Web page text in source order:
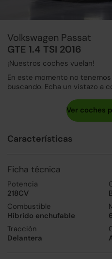
Volkswagen Passat
GTE 1.4 TSI 2016
¡Nuestros coches vuelan!
En este momento no
buscando. Echa un vistazo a
Características
Ficha técnica
Potencia
218CV
Combustible
Híbrido enchufable
Tracción
Delantera